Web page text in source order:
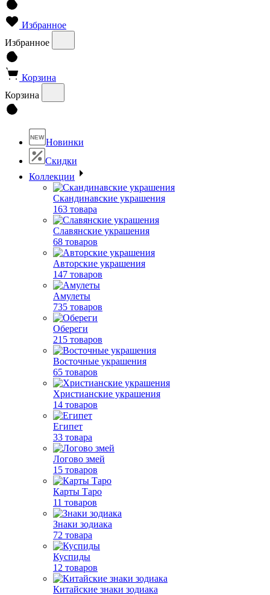
Избранное
Избранное
Корзина
Корзина
NEW Новинки
Скидки
Коллекции
Скандинавские украшения
163 товара
Славянские украшения
68 товаров
Авторские украшения
147 товаров
Амулеты
735 товаров
Обереги
215 товаров
Восточные украшения
65 товаров
Христианские украшения
14 товаров
Египет
33 товара
Логово змей
15 товаров
Карты Таро
11 товаров
Знаки зодиака
72 товара
Куспиды
12 товаров
Китайские знаки зодиака